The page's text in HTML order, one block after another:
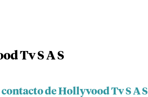
Tv S A S
de Hollyvood Tv S A S